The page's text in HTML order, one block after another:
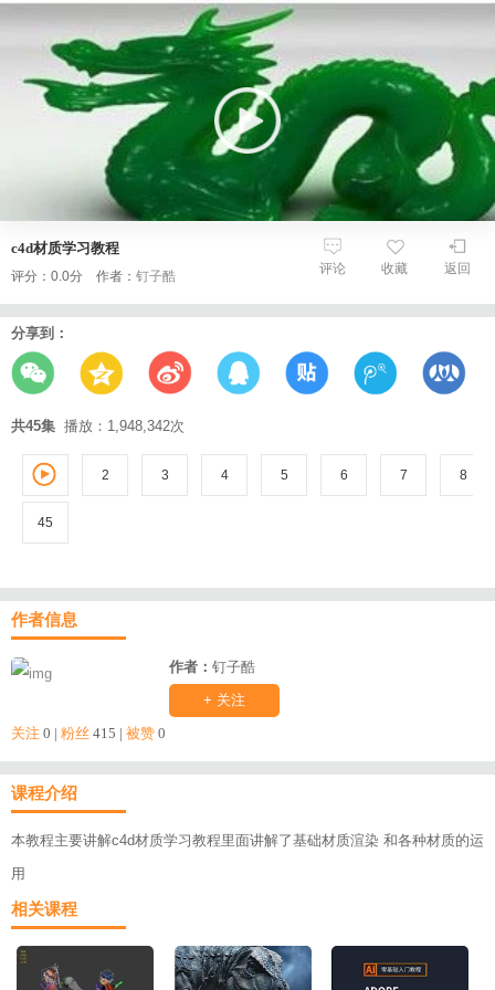
c4d材质学习教程
评分：0.0分 作者： 钉子酷 返回
收藏
评论
分享到：
共45集 播放：1,948,342次
1
2 3 4 5 6 7 8
45
作者信息
作者：钉子酷
+ 关注
关注 0 | 粉丝 415 | 被赞 0
课程介绍
本教程主要讲解c4d材质学习教程里面讲解了基础材质渲染 和各种材质的运
用
相关课程